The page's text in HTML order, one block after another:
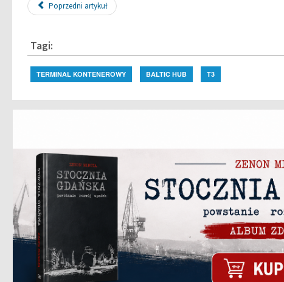
Poprzedni artykuł
Tagi:
TERMINAL KONTENEROWY BALTIC HUB T3